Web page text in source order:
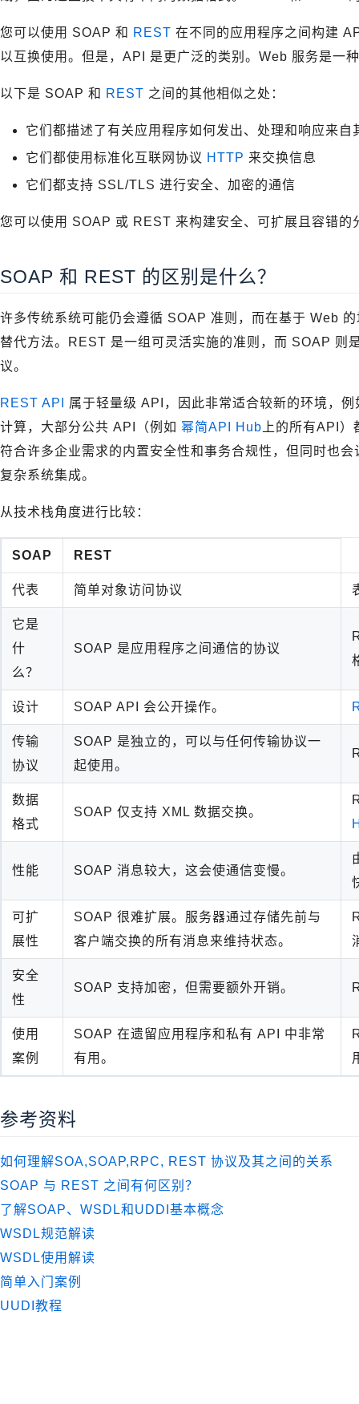
您可以使用 SOAP 和 REST 在不同的应用程序之间构建
以互换使用。但是，API 是更广泛的类别。Web 服务是一
以下是 SOAP 和 REST 之间的其他相似之处：
它们都描述了有关应用程序如何发出、处理和响应来
它们都使用标准化互联网协议 HTTP 来交换信息
它们都支持 SSL/TLS 进行安全、加密的通信
您可以使用 SOAP 或 REST 来构建安全、可扩展且容错的
SOAP 和 REST 的区别是什么？
许多传统系统可能仍会遵循 SOAP 准则，而在基于 Web
替代方法。REST 是一组可灵活实施的准则，而 SOAP 则
议。
REST API
属于轻量级 API，因此非常适合较新的环境，
计算，大部分公共 API（例如 幂简API Hub上的所有API）
符合许多企业需求的内置安全性和事务合规性，但同时也
复杂系统集成。
从技术栈角度进行比较：
SOAP REST
代表 简单对象访问协议
它是
什
么？
SOAP 是应用程序之间通信的协议
设计 SOAP API 会公开操作。
传输
协议
SOAP 是独立的，可以与任何传输协议一
起使用。
数据
格式
SOAP 仅支持 XML 数据交换。
性能 SOAP 消息较大，这会使通信变慢。
可扩
展性
SOAP 很难扩展。服务器通过存储先前与
客户端交换的所有消息来维持状态。
安全
性
SOAP 支持加密，但需要额外开销。
使用
案例
SOAP 在遗留应用程序和私有 API 中非常
有用。
参考资料
如何理解SOA,SOAP,RPC, REST 协议及其之间的关系
SOAP 与 REST 之间有何区别？
了解SOAP、WSDL和UDDI基本概念
WSDL规范解读
WSDL使用解读
简单入门案例
UUDI教程